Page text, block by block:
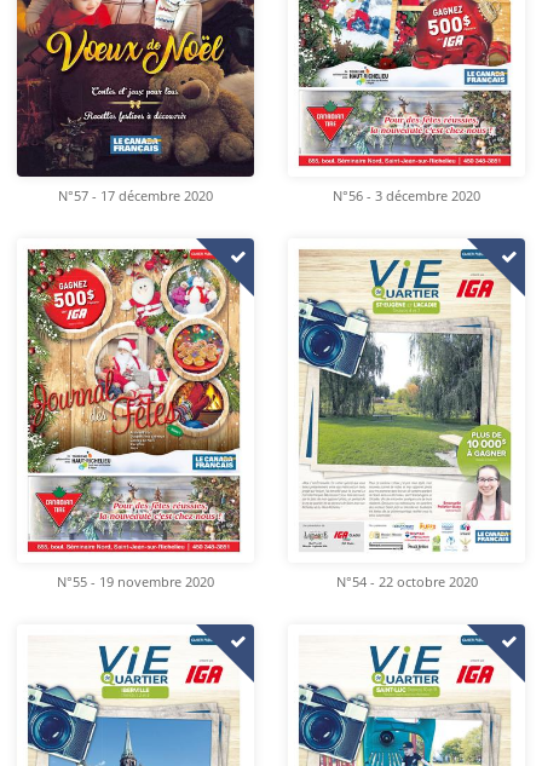
N°57 - 17 décembre 2020 N°56 - 3 décembre 2020
N°55 - 19 novembre 2020 N°54 - 22 octobre 2020